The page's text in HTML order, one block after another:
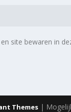
site bewaren in
Themes |